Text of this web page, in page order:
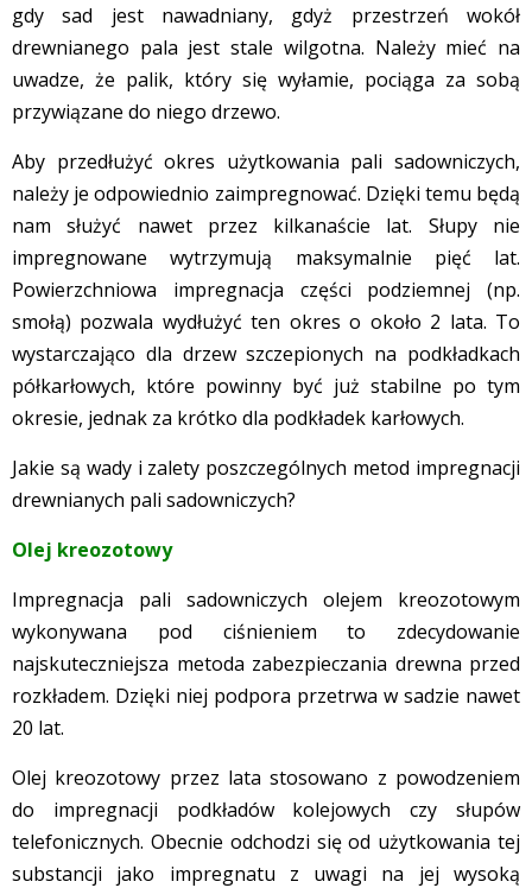
gdy sad jest nawadniany, gdyż przestrzeń wokół
drewnianego pala jest stale wilgotna. Należy mieć na
uwadze, że palik, który się wyłamie, pociąga za sobą
przywiązane do niego drzewo.
Aby przedłużyć okres użytkowania pali sadowniczych,
należy je odpowiednio zaimpregnować. Dzięki temu będą
nam służyć nawet przez kilkanaście lat. Słupy nie
impregnowane wytrzymują maksymalnie pięć lat.
Powierzchniowa impregnacja części podziemnej (np.
smołą) pozwala wydłużyć ten okres o około 2 lata. To
wystarczająco dla drzew szczepionych na podkładkach
półkarłowych, które powinny być już stabilne po tym
okresie, jednak za krótko dla podkładek karłowych.
Jakie są wady i zalety poszczególnych metod impregnacji
drewnianych pali sadowniczych?
Olej kreozotowy
Impregnacja pali sadowniczych olejem kreozotowym
wykonywana pod ciśnieniem to zdecydowanie
najskuteczniejsza metoda zabezpieczania drewna przed
rozkładem. Dzięki niej podpora przetrwa w sadzie nawet
20 lat.
Olej kreozotowy przez lata stosowano z powodzeniem
do impregnacji podkładów kolejowych czy słupów
telefonicznych. Obecnie odchodzi się od użytkowania tej
substancji jako impregnatu z uwagi na jej wysoką